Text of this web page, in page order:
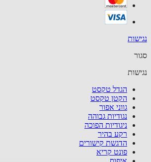
הגדל טקסט
הקטן טקסט
גווני אפור
נגודיות גבוהה
ניגודיות הפוכה
רקע בהיר
הדגשת קישורים
פונט קריא